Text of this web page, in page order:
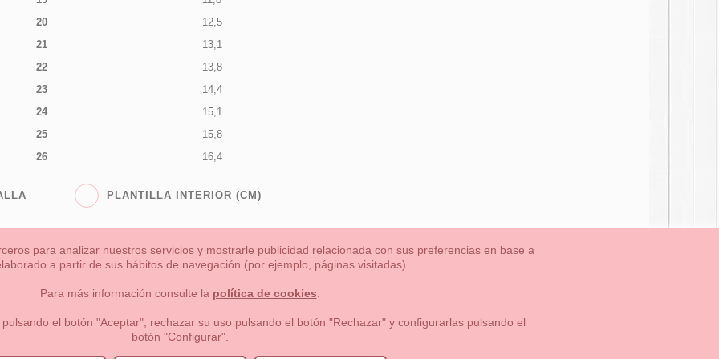
20
12,5
21
13,1
22
13,8
23
14,4
24
15,1
25
15,8
26
16,4
PLANTILLA INTERIOR (CM)
Niña Niño Mamas & Papas NUEVA COLECCION OUTLET-ULTIMAS TALLAS
formas de pago , política de devoluciones y reembolsos Privacidad
nº9 28691 Villanueva de la Cañada Madrid (España)
para analizar nuestros servicios y mostrarle publicidad relacionada con sus preferencias en base a
a partir de sus hábitos de navegación (por ejemplo, páginas visitadas).
Para más información consulte la política de cookies
el botón "Aceptar", rechazar su uso pulsando el botón "Rechazar" y configurarlas pulsando el
botón "Configurar".